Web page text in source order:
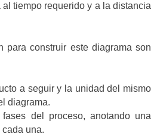
tiempo requerido y a la distancia
para construir este diagrama son
a seguir y la unidad del mismo
diagrama.
del proceso, anotando una
una.